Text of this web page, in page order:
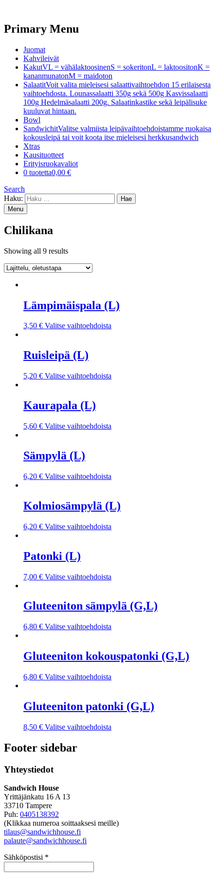
Primary Menu
Juomat
Kahvileivät
KakutVL = vähälaktoosinenS = sokeritonL = laktoositonK =
kananmunatonM = maidoton
SalaatitVoit valita mieleisesi salaattivaihtoehdon 15 erilaisesta
vaihtoehdosta. Lounassalaatti 350g sekä 500g Kasvissalaatti
100g Hedelmäsalaatti 200g. Salaatinkastike sekä leipälisuke
kuuluvat hintaan.
Bowl
SandwichitValitse valmiista leipävaihtoehdoistamme ruokaisa
kokousleipä tai voit koota itse mieleisesi herkkusandwich
Xtras
Kausituotteet
Erityisruokavaliot
0 tuotetta0,00 €
Search
Haku:
Menu
Chilikana
Showing all 9 results
Lämpimäispala (L)
3,50 € Valitse vaihtoehdoista
Ruisleipä (L)
5,20 € Valitse vaihtoehdoista
Kaurapala (L)
5,60 € Valitse vaihtoehdoista
Sämpylä (L)
6,20 € Valitse vaihtoehdoista
Kolmiosämpylä (L)
6,20 € Valitse vaihtoehdoista
Patonki (L)
7,00 € Valitse vaihtoehdoista
Gluteeniton sämpylä (G,L)
6,80 € Valitse vaihtoehdoista
Gluteeniton kokouspatonki (G,L)
6,80 € Valitse vaihtoehdoista
Gluteeniton patonki (G,L)
8,50 € Valitse vaihtoehdoista
Footer sidebar
Yhteystiedot
Sandwich House
Yrittäjänkatu 16 A 13
33710 Tampere
Puh: 0405138392
(Klikkaa numeroa soittaaksesi meille)
tilaus@sandwichhouse.fi
palaute@sandwichhouse.fi
Sähköpostisi *